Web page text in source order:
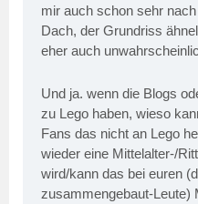
mir auch schon sehr
Dach, der Grundriss
eher auch
Und ja. wenn die Blogs
zu Lego haben, wieso
Fans das nicht an Lego
wieder eine Mittelalter-/
wird/kann das bei euren
zusammengebaut-Leute)